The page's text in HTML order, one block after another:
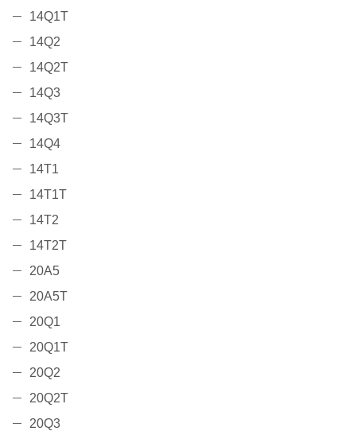
14Q1T
14Q2
14Q2T
14Q3
14Q3T
14Q4
14T1
14T1T
14T2
14T2T
20A5
20A5T
20Q1
20Q1T
20Q2
20Q2T
20Q3